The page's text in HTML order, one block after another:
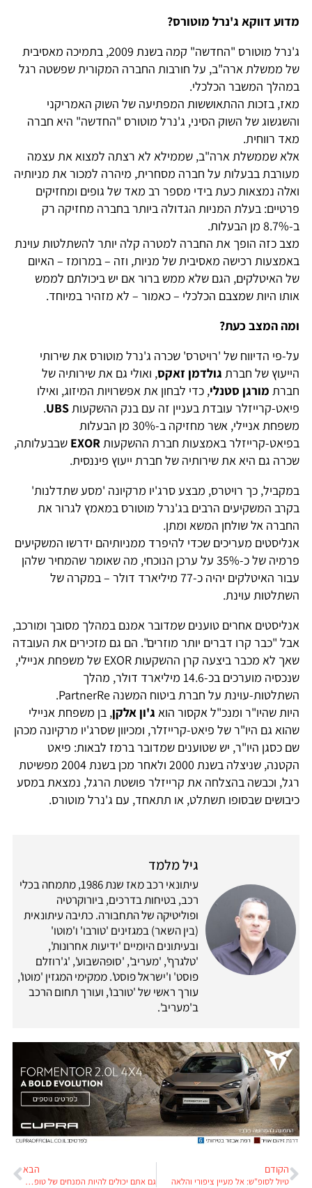
מדוע דווקא ג'נרל מוטורס?
ג'נרל מוטורס "החדשה" קמה בשנת 2009, בתמיכה מאסיבית
של ממשלת ארה"ב, על חורבות החברה המקורית שפשטה רגל
במהלך המשבר הכלכלי.
מאז, בזכות ההתאוששות המפתיעה של השוק האמריקני
והשגשוג של השוק הסיני, ג'נרל מוטורס "החדשה" היא חברה
מאד רווחית.
אלא שממשלת ארה"ב, שממילא לא רצתה למצוא את עצמה
מעורבת בבעלות על חברה מסחרית, מיהרה למכור את מניותיה
ואלה נמצאות כעת בידי מספר רב מאד של גופים ומחזיקים
פרטיים: בעלת המניות הגדולה ביותר בחברה מחזיקה רק
ב-8.7% מן הבעלות.
מצב כזה הופך את החברה למטרה קלה יותר להשתלטות עוינת
באמצעות רכישה מאסיבית של מניות, וזה – במרומז – האיום
של האיטלקים, הגם שלא ממש ברור אם יש ביכולתם לממש
אותו היות שמצבם הכלכלי – כאמור – לא מזהיר במיוחד.
ומה המצב כעת?
על-פי הדיווח של 'רויטרס' שכרה ג'נרל מוטורס את שירותי
הייעוץ של חברת גולדמן זאקס, ואולי גם את שירותיה של
חברת מורגן סטנלי, כדי לבחון את אפשרויות המיזוג, ואילו
פיאט-קרייזלר עובדת בעניין זה עם בנק ההשקעות UBS
.
משפחת אניילי, אשר מחזיקה ב-30% מן הבעלות
בפיאט-קרייזלר באמצעות חברת ההשקעות EXOR שבבעלותה,
שכרה גם היא את שירותיה של חברת ייעוץ פיננסית.
במקביל, כך רויטרס, מבצע סרג'יו מרקיונה 'מסע שתדלנות'
בקרב המשקיעים הרבים בג'נרל מוטורס במאמץ לגרור את
החברה אל שולחן המשא ומתן.
אנליסטים מעריכים שכדי להיפרד ממניותיהם ידרשו המשקיעים
פרמיה של כ-35% על ערכן הנוכחי, מה שאומר שהמחיר שלהן
עבור האיטלקים יהיה כ-77 מיליארד דולר – במקרה של
השתלטות עוינת.
אנליסטים אחרים טוענים שמדובר אמנם במהלך מסובך ומורכב,
אבל "כבר קרו דברים יותר מוזרים". הם גם מזכירים את העובדה
שאך לא מכבר ביצעה קרן ההשקעות EXOR של משפחת אניילי,
שנכסיה מוערכים בכ-14.6 מיליארד דולר, מהלך
השתלטות-עוינת על חברת ביטוח המשנה PartnerRe.
היות שהיו"ר ומנכ"ל אקסור הוא ג'ון אלקן, בן משפחת אניילי
שהוא גם היו"ר של פיאט-קרייזלר, ומכיוון שסרג'יו מרקיונה מכהן
שם כסגן היו"ר, יש שטוענים שמדובר ברמז לבאות: פיאט
הקטנה, שניצלה בשנת 2000 ולאחר מכן בשנת 2004 מפשיטת
רגל, וכבשה בהצלחה את קרייזלר פושטת הרגל, נמצאת במסע
כיבושים שבסופו תשתלט, או תתאחד, עם ג'נרל מוטורס.
גיל מלמד
עיתונאי רכב מאז שנת 1986, מתמחה בכלי
רכב, בטיחות בדרכים, ביורוקרטיה
ופוליטיקה של התחבורה. כתיבה עיתונאית
(בין השאר) במגזינים 'טורבו' ו'מוטו'
ובעיתונים היומיים 'ידיעות אחרונות',
'טלגרף', 'מעריב', 'סופהשבוע', 'ג'רוזלם
פוסט' ו'ישראל פוסט'. ממקימי המגזין 'מוטו',
עורך ראשי של 'טורבו', ועורך תחום הרכב
ב'מעריב'.
הקודם
טיול לסופ"ש: אל מעיין ציפורי והלאה
הבא
גם אתם יכולים להיות המנחים של טופ גיר